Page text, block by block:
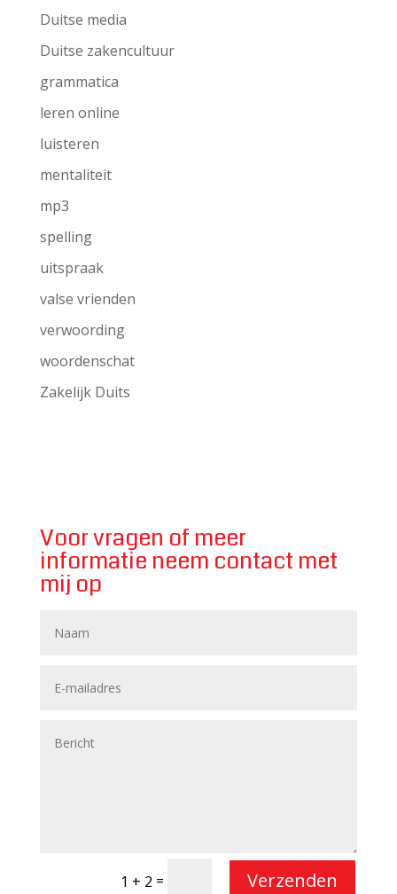
Duitse media
Duitse zakencultuur
grammatica
leren online
luisteren
mentaliteit
mp3
spelling
uitspraak
valse vrienden
verwoording
woordenschat
Zakelijk Duits
Voor vragen of meer
informatie neem contact met
mij op
1 + 2 = Verzenden